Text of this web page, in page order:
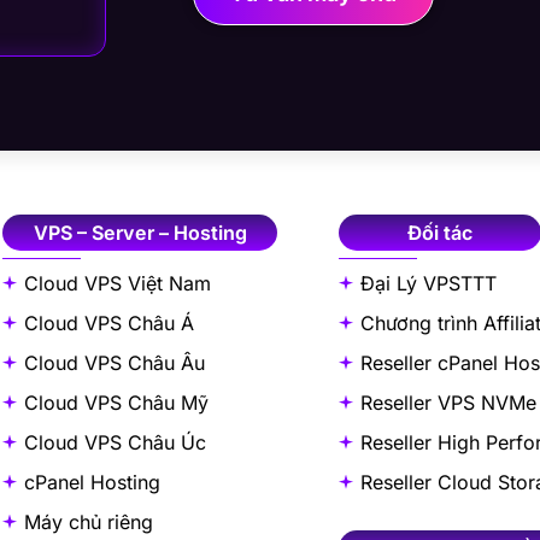
VPS – Server – Hosting
Cloud VPS Việt Nam
Cloud VPS Châu Á
Cloud VPS Châu Âu
Cloud VPS Châu Mỹ
Cloud VPS Châu Úc
cPanel Hosting
Máy chủ riêng
Đối tác
Đại Lý VPSTTT
Chương trình
Reseller cPanel
Reseller VPS NVMe
Reseller High
Reseller Cloud